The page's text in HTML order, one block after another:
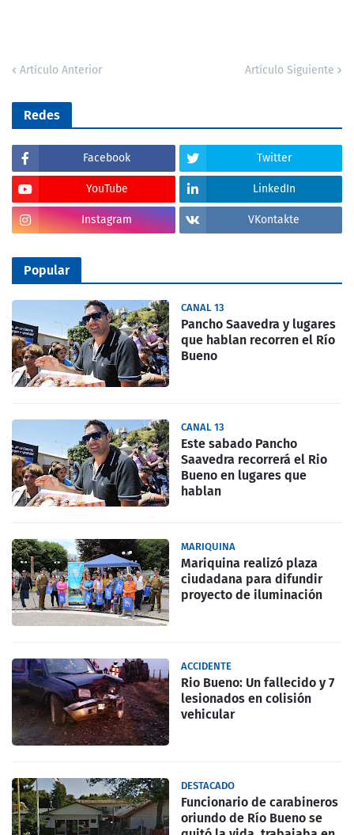
Artículo Anterior Artículo Siguiente
Redes
Facebook Twitter
YouTube LinkedIn
Instagram VKontakte
Popular
CANAL 13
Pancho Saavedra y lugares
que hablan recorren el Río
Bueno
CANAL 13
Este sabado Pancho
Saavedra recorrerá el Rio
Bueno en lugares que
hablan
MARIQUINA
Mariquina realizó plaza
ciudadana para difundir
proyecto de iluminación
ACCIDENTE
Rio Bueno: Un fallecido y 7
lesionados en colisión
vehicular
DESTACADO
Funcionario de carabineros
oriundo de Río Bueno se